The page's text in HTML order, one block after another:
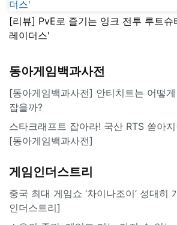
[리뷰] PvE로 즐기는 잉크 전투 루트슈
레이더스'
동아게임백과사전
[동아게임백과사전] 안티치트는 어떻
잡을까?
스타크래프트 잡아라! 국산 RTS 쏟아
[동아게임백과사전]
게임인더스트리
중국 최대 게임쇼 ‘차이나조이’ 성대히
인더스트리]